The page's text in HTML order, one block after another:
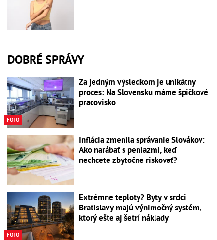
DOBRÉ SPRÁVY
FOTO
Za jedným výsledkom je unikátny
proces: Na Slovensku máme špičkové
pracovisko
Inflácia zmenila správanie Slovákov:
Ako narábať s peniazmi, keď
nechcete zbytočne riskovať?
FOTO
Extrémne teploty? Byty v srdci
Bratislavy majú výnimočný systém,
ktorý ešte aj šetrí náklady